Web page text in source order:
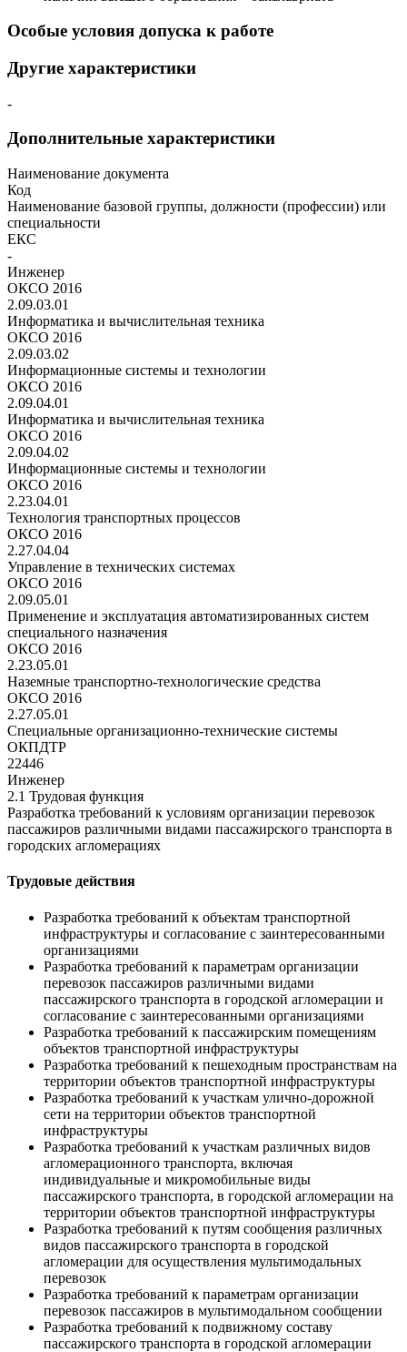
Особые условия допуска к работе
Другие характеристики
-
Дополнительные характеристики
Наименование документа
Код
Наименование базовой группы, должности (профессии) или
специальности
ЕКС
-
Инженер
ОКСО 2016
2.09.03.01
Информатика и вычислительная техника
ОКСО 2016
2.09.03.02
Информационные системы и технологии
ОКСО 2016
2.09.04.01
Информатика и вычислительная техника
ОКСО 2016
2.09.04.02
Информационные системы и технологии
ОКСО 2016
2.23.04.01
Технология транспортных процессов
ОКСО 2016
2.27.04.04
Управление в технических системах
ОКСО 2016
2.09.05.01
Применение и эксплуатация автоматизированных систем
специального назначения
ОКСО 2016
2.23.05.01
Наземные транспортно-технологические средства
ОКСО 2016
2.27.05.01
Специальные организационно-технические системы
ОКПДТР
22446
Инженер
2.1 Трудовая функция
Разработка требований к условиям организации перевозок
пассажиров различными видами пассажирского транспорта в
городских агломерациях
Трудовые действия
Разработка требований к объектам транспортной
инфраструктуры и согласование с заинтересованными
организациями
Разработка требований к параметрам организации
перевозок пассажиров различными видами
пассажирского транспорта в городской агломерации и
согласование с заинтересованными организациями
Разработка требований к пассажирским помещениям
объектов транспортной инфраструктуры
Разработка требований к пешеходным пространствам на
территории объектов транспортной инфраструктуры
Разработка требований к участкам улично-дорожной
сети на территории объектов транспортной
инфраструктуры
Разработка требований к участкам различных видов
агломерационного транспорта, включая
индивидуальные и микромобильные виды
пассажирского транспорта, в городской агломерации на
территории объектов транспортной инфраструктуры
Разработка требований к путям сообщения различных
видов пассажирского транспорта в городской
агломерации для осуществления мультимодальных
перевозок
Разработка требований к параметрам организации
перевозок пассажиров в мультимодальном сообщении
Разработка требований к подвижному составу
пассажирского транспорта в городской агломерации